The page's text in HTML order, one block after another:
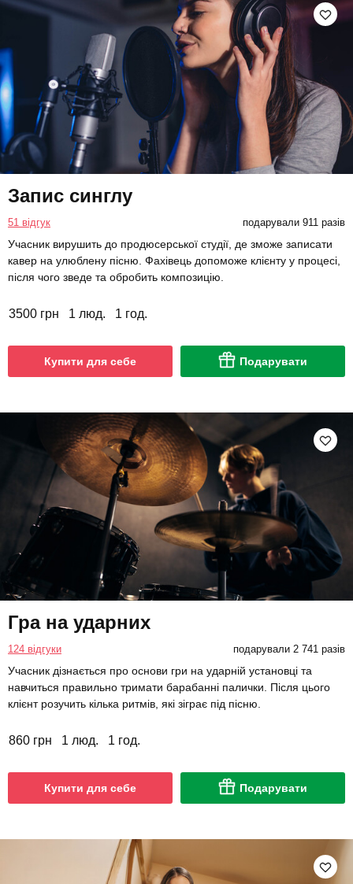
Запис синглу
51 відгук подарували 911 разів
Учасник вирушить до продюсерської студії, де зможе записати
кавер на улюблену пісню. Фахівець допоможе клієнту у процесі,
після чого зведе та обробить композицію.
3500 грн 1 люд. 1 год.
Купити для себе Подарувати
Гра на ударних
124 відгуки подарували 2 741 разів
Учасник дізнається про основи гри на ударній установці та
навчиться правильно тримати барабанні палички. Після цього
клієнт розучить кілька ритмів, які зіграє під пісню.
860 грн 1 люд. 1 год.
Купити для себе Подарувати